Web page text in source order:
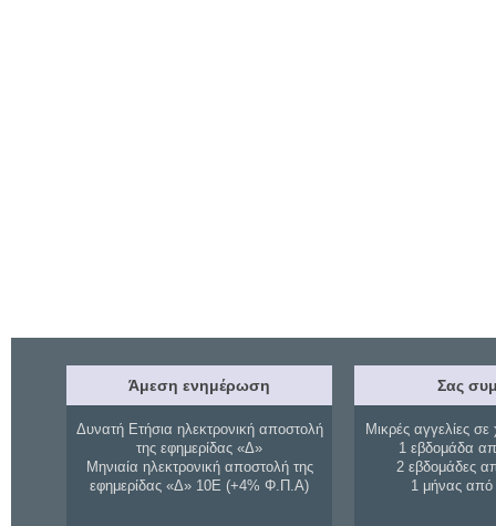
Άμεση ενημέρωση
Δυνατή Ετήσια ηλεκτρονική αποστολή
της εφημερίδας «Δ»
Μηνιαία ηλεκτρονική αποστολή της
εφημερίδας «Δ» 10Ε (+4% Φ.Π.Α)
Σας
Μικρές αγγελίες σε
1 εβδομάδα
2 εβδομάδες
1 μήνας